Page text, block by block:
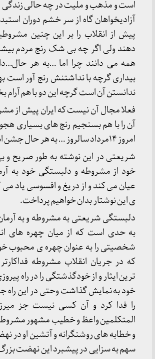
است و مذهب و ملیت در چه حالی
آزادیخواهان گاه از سر خشم دوران
پیش از انقلاب را بر این چنین
دهند ولی اگر چه بی شک رنج مردم
همه می دانند چرا اما …به هر
بیداری گرچه با نداشتنش رنج آور است
ندانستن آن است گرچه این دو با هم آرام
فعلا مجال آن نیست که ایران پیش از
آن را با هم بسنجیم رنج های بسیاری
امروز ۱۴مرداد سالروز … به هر حال جشن است .)) ۲
شریعتی در این نوشته به طور صریح و
خود از مشروطه و دلبستگی خود به
عیان می کند و از دریغ و افسوسی یاد می
ی این نوشتار بدان خواهیم پرداخت.
دلبستگی شریعتی به مشروطه و به
به حدی است که از میان چهره های
شخصیتی را به عنوان چهره ی محبوب
که در جریان انقلاب مشروطه
ترین ایثار و از خودگذشتگی را در راه
خود به نمایش گذاشت وحتی در این راه
را فدا کرد و آن کسی نیست جز
المتکلمین واعظ و خطیب مشهور
و خطابه های روشنگرانه و آتشین او
سهم به سزایی در پیشبرد این نهضت